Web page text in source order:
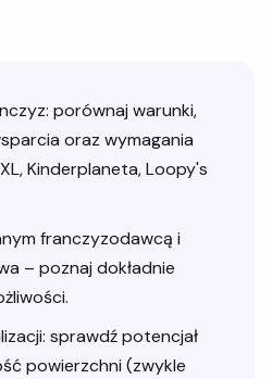
porównaj warunki,
oraz wymagania
XL, Kinderplaneta, Loopy's
franczyzodawcą i
– poznaj dokładnie
sprawdź potencjał
powierzchni (zwykle